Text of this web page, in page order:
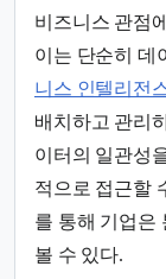
비즈니스 관점
이는 단순히 데
니스 인텔리전
배치하고 관리
이터의 일관성
적으로 접근할
를 통해 기업은
볼 수 있다.